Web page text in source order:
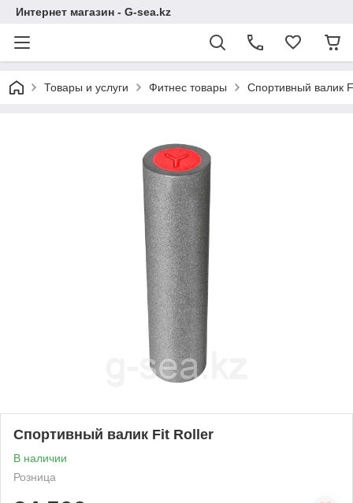
Интернет магазин - G-sea.kz
Товары и услуги Фитнес товары Спортивный валик
Спортивный валик Fit Roller
В наличии
Розница